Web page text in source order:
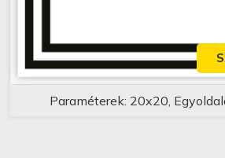
Paraméterek: 20x20,